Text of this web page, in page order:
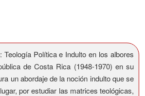
Teología Política e Indulto en los albores
de Costa Rica (1948-1970) en su
un abordaje de la noción indulto que se
por estudiar las matrices teológicas,